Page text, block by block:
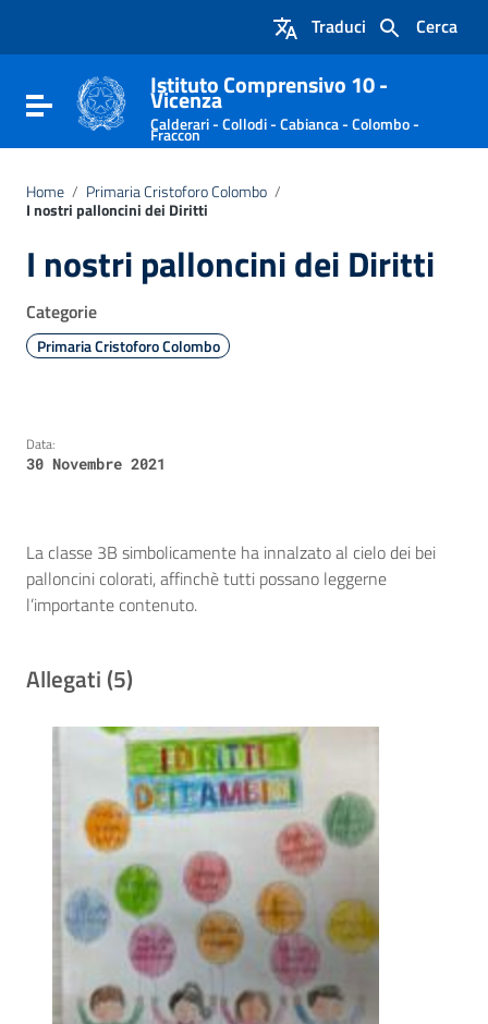
Vai al footer
Cerca
Traduci
Attiva / disattiva la navigazione
Istituto Comprensivo 10 -
Vicenza
Calderari - Collodi - Cabianca - Colombo -
Fraccon
Home / Primaria Cristoforo Colombo /
I nostri palloncini dei Diritti
I nostri palloncini dei Diritti
Categorie
Primaria Cristoforo Colombo
Data:
30 Novembre 2021
La classe 3B simbolicamente ha innalzato al cielo dei bei
palloncini colorati, affinchè tutti possano leggerne
l’importante contenuto.
Allegati (5)